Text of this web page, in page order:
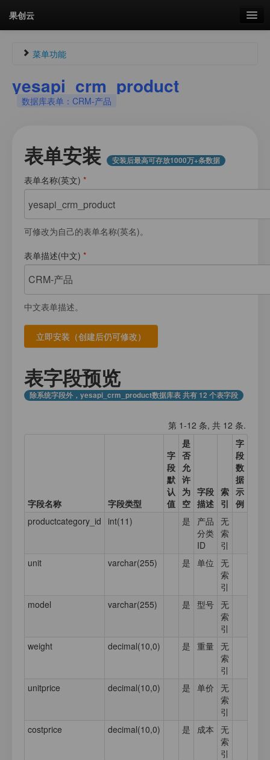
果创云
云存储
套餐 加流量
登录
接口测试
菜单功能
Guest854855964 未认证
统计更新于 22:24:49
菜单
图片文件素材库
会员管理
我的数据库
应用计数器
应用元数据
应用集合数据
业务日志
yesapi_crm_product
数据库表单：CRM-产品
表单安装 安装后最高可存放1000万+条数据
表单名称(英文) *
可修改为自己的表单名称(英名)。
表单描述(中文) *
中文表单描述。
表字段预览
除系统字段外，yesapi_crm_product数据库表 共有 12 个表字段
第 1-12 条, 共 12 条.
字段名称 字段类型
字
段
默
认
值
是
否
允
许
为
空
字段
描述
索
引
字
段
数
据
示
例
productcategory_id
int(11) 是
产品
分类
ID
无
索
引
unit
varchar(255) 是 单位 无
索
引
model
varchar(255) 是 型号 无
索
引
weight
decimal(10,0) 是 重量 无
索
引
unitprice
decimal(10,0) 是 单价 无
索
引
costprice
decimal(10,0) 是 成本 无
索
引